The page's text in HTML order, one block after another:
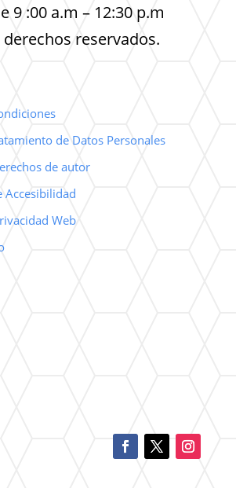
9 :00 a.m – 12:30 p.m
reservados.
de Datos Personales
de autor
Accesibilidad
Web